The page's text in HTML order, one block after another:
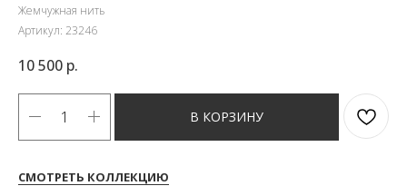
Жемчужная нить
Артикул: 23246
10 500 р.
В КОРЗИНУ
СМОТРЕТЬ КОЛЛЕКЦИЮ